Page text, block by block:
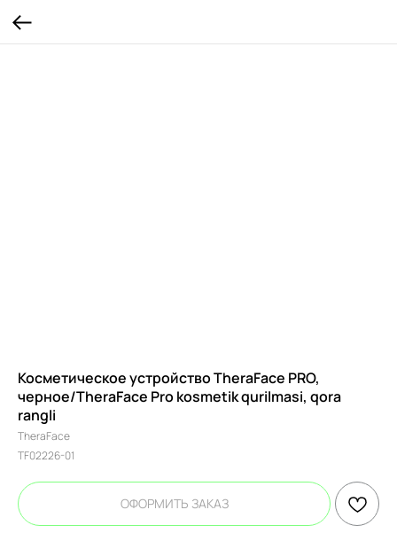
Косметическое устройство TheraFace PRO,
черное/TheraFace Pro kosmetik qurilmasi, qora
rangli
TheraFace
TF02226-01
ОФОРМИТЬ ЗАКАЗ